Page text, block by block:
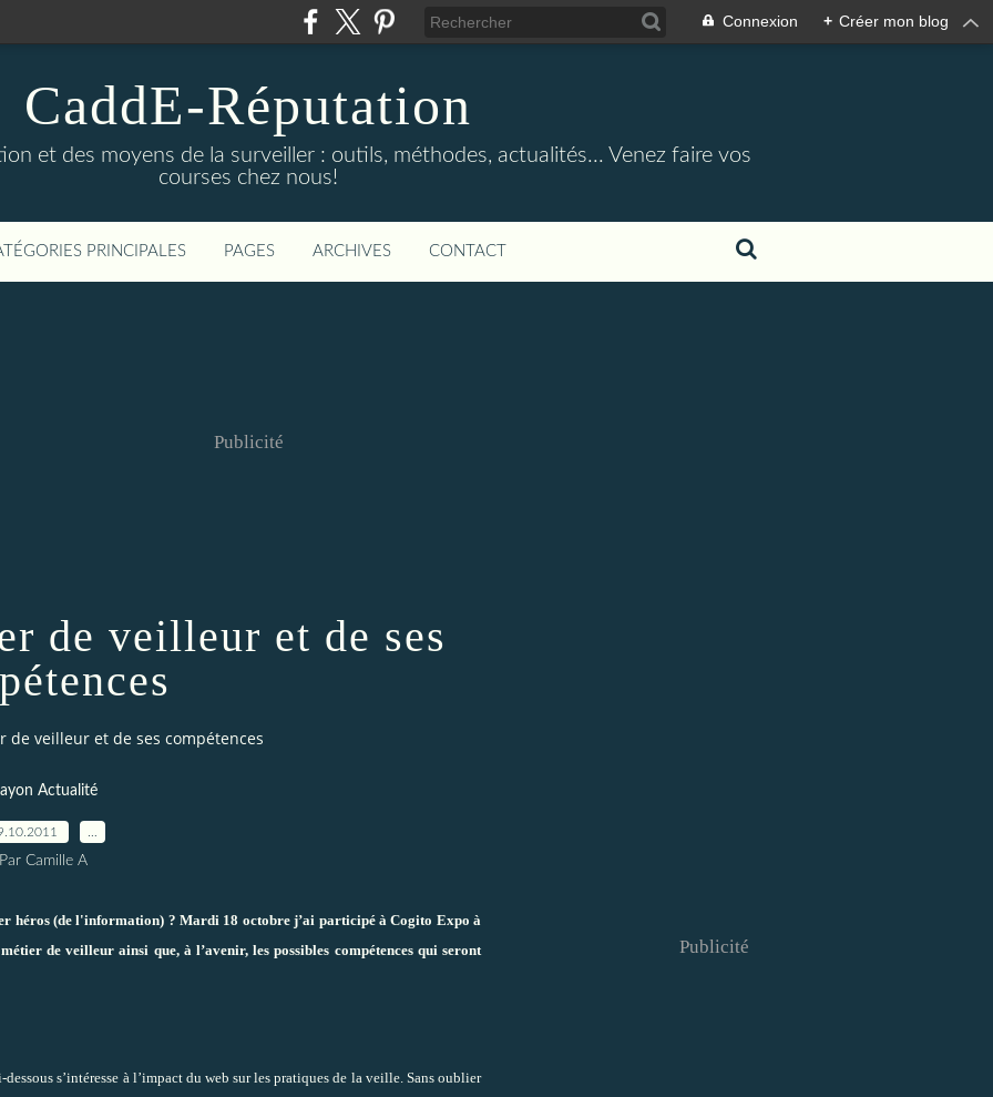
Connexion + Créer mon blog
CaddE-Réputation
et des moyens de la surveiller : outils, méthodes, actualités... Venez faire vos
courses chez nous!
PRINCIPALES PAGES ARCHIVES CONTACT
Publicité
de veilleur et de ses
de veilleur et de ses compétences
Actualité
Par Camille A
héros (de l'information) ? Mardi 18 octobre j’ai participé àCogito Expo à
de veilleur ainsi que, à l’avenir, les possibles compétences qui seront
s’intéresse à l’impact du web sur les pratiques de la veille. Sans oublier
Publicité